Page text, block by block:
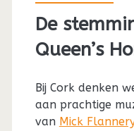
De
Queen’s
Bij Cork denken
aan prachtige
van Mick Flannery